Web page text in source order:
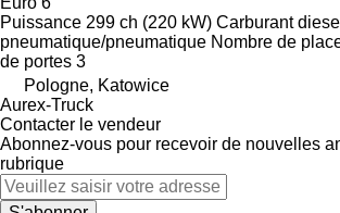
Puissance 299 ch (220 kW) Carburant diesel
pneumatique/pneumatique Nombre de
de portes 3
Pologne, Katowice
Aurex-Truck
Contacter le vendeur
Abonnez-vous pour recevoir de nouvelles
rubrique